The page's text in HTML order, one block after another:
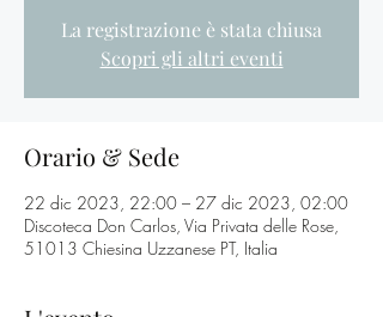
La registrazione è stata chiusa
Scopri gli altri eventi
Orario & Sede
22 dic 2023, 22:00 – 27 dic 2023, 02:00
Discoteca Don Carlos, Via Privata delle Rose,
51013 Chiesina Uzzanese PT, Italia